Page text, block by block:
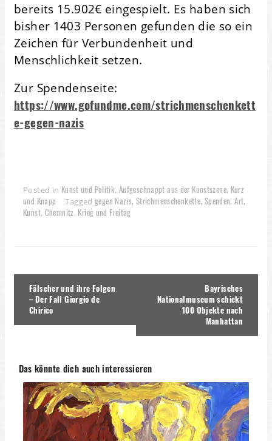
bereits 15.902€ eingespielt. Es haben sich
bisher 1403 Personen gefunden die so ein
Zeichen für Verbundenheit und
Menschlichkeit setzen.
Zur Spendenseite:
https://www.gofundme.com/strichmenschenkett
e-gegen-nazis
Posted in Kunst und Politik, Aufgeschnappt aus der Kunstszene, Kurz
und Knapp
Tagged gegen Nazis, Strichmenschenkette, Spenden,Art,
Kunst, Chemnitz, Krieg und Freitag
Beitragsnavigation
Fälscher und ihre Folgen
– Der Fall Giorgio de
Chirico
Bayrisches
Nationalmuseum schickt
100 Objekte nach
Manhattan
Das könnte dich auch interessieren